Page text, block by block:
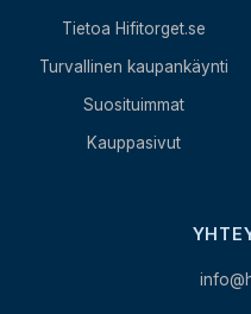
Tietoa Hifitorget.se
Turvallinen kaupankäynti
Suosituimmat
Kauppasivut